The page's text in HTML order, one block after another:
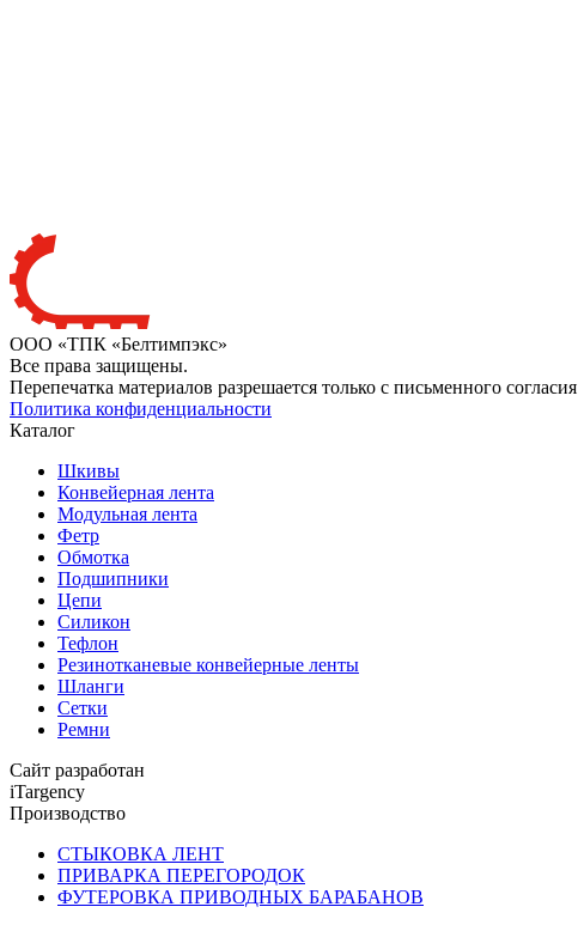
ООО «ТПК «Белтимпэкс»
Все права защищены.
Перепечатка материалов разрешается только с письменного
Политика конфиденциальности
Каталог
Шкивы
Конвейерная лента
Модульная лента
Фетр
Обмотка
Подшипники
Цепи
Силикон
Тефлон
Резинотканевые конвейерные ленты
Шланги
Сетки
Ремни
Сайт разработан
iTargency
Производство
СТЫКОВКА ЛЕНТ
ПРИВАРКА ПЕРЕГОРОДОК
ФУТЕРОВКА ПРИВОДНЫХ БАРАБАНОВ